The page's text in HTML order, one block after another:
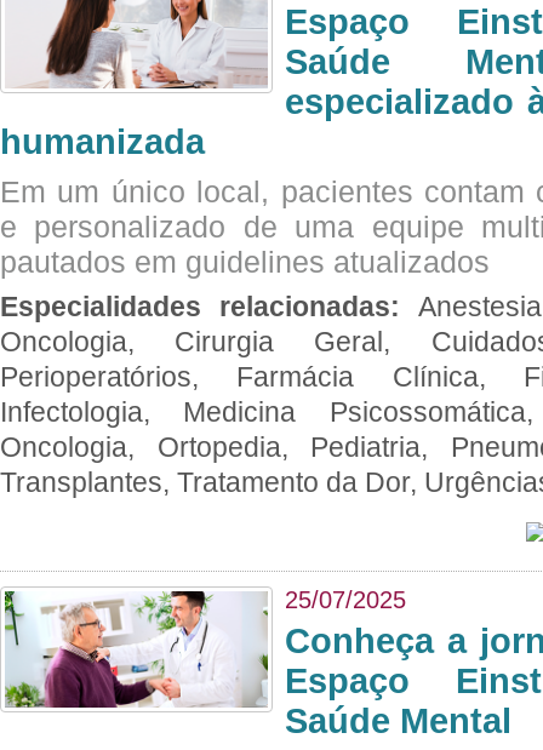
Espaço
Saúde
especializado
humanizada
Em um único local, pacientes contam
e personalizado de uma equipe
pautados em guidelines atualizados
Especialidades relacionadas:
Oncologia, Cirurgia Geral,
Perioperatórios, Farmácia Clínica,
Infectologia, Medicina
Oncologia, Ortopedia, Pediatria,
Transplantes, Tratamento da Dor,
25/07/2025
Conheça a
Espaço
Saúde Mental